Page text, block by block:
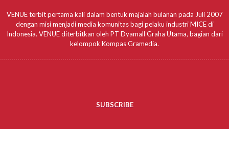
VENUE terbit pertama kali dalam bentuk majalah bulanan pada Juli 2007
dengan misi menjadi media komunitas bagi pelaku industri MICE di
Indonesia. VENUE diterbitkan oleh PT Dyamall Graha Utama, bagian dari
kelompok Kompas Gramedia.
SUBSCRIBE